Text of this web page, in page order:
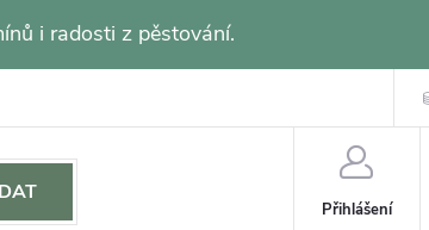
i radosti z pěstování.
Přihlášení